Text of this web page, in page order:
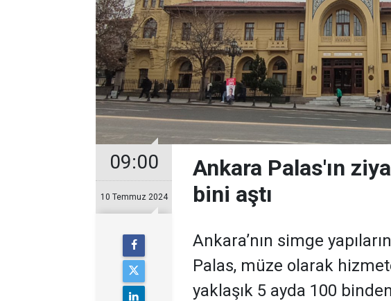
09:00
10 Temmuz 2024
Ankara Palas'ın
bini aştı
Ankara’nın simge
Palas, müze olarak
yaklaşık 5 ayda 100